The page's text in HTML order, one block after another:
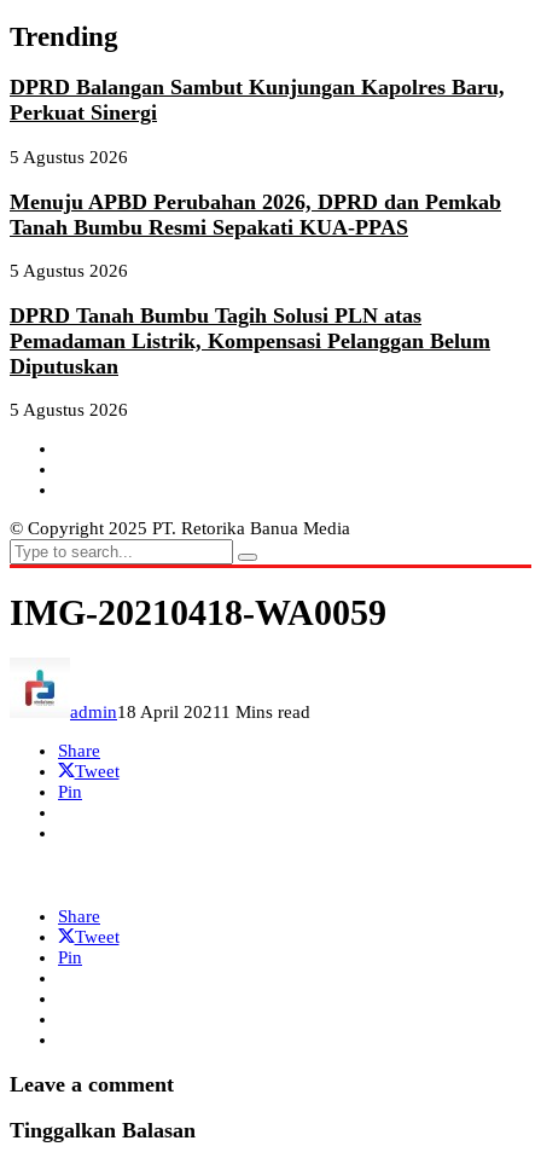
Trending
DPRD Balangan Sambut Kunjungan Kapolres Baru,
Perkuat Sinergi
5 Agustus 2026
Menuju APBD Perubahan 2026, DPRD dan Pemkab
Tanah Bumbu Resmi Sepakati KUA-PPAS
5 Agustus 2026
DPRD Tanah Bumbu Tagih Solusi PLN atas
Pemadaman Listrik, Kompensasi Pelanggan Belum
Diputuskan
5 Agustus 2026
© Copyright 2025 PT. Retorika Banua Media
IMG-20210418-WA0059
admin18 April 20211 Mins read
Share
Tweet
Pin
Share
Tweet
Pin
Leave a comment
Tinggalkan Balasan